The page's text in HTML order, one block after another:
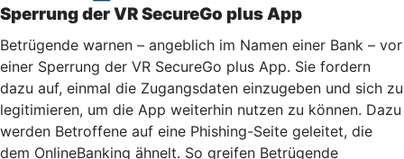
Sperrung der VR SecureGo plus App
Betrügende warnen – angeblich im Namen einer Bank – vor
einer Sperrung der VR SecureGo plus App. Sie fordern
dazu auf, einmal die Zugangsdaten einzugeben und sich zu
legitimieren, um die App weiterhin nutzen zu können. Dazu
werden Betroffene auf eine Phishing-Seite geleitet, die
dem OnlineBanking ähnelt. So greifen Betrügende